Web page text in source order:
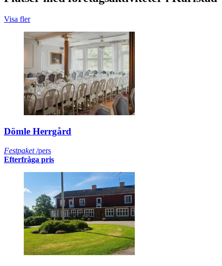
Visa fler
Dömle Herrgård
Festpaket/pers
Efterfråga pris